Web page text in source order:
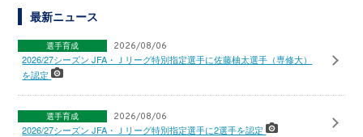
最新ニュース
選手育成 2026/08/06
2026/27シーズン JFA・Ｊリーグ特別指定選手に佐藤柚太選手（専修大）
を認定
選手育成 2026/08/06
2026/27シーズン JFA・Ｊリーグ特別指定選手に2選手を認定